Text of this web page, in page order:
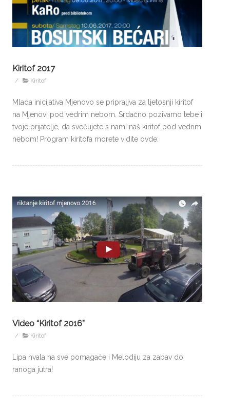
Kiritof 2017
/ Kiritof
Mlada inicijativa Mjenovo se pripraljva za ljetosnji kiritof
na Mjenovi pod vedrim nebom. Srdačno pozivamo tebe i
tvoje prijatelje, da svečujete s nami naš kiritof pod vedrim
nebom! Program kiritofa morete vidite ovde:
Video “Kiritof 2016”
/ Kiritof
Lipa hvala na sve pomagače i Melodiju za zabav do
ranoga jutra!